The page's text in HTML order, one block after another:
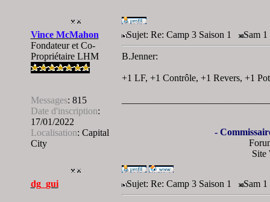
Vince McMahon
Fondateur et Co-
Propriétaire LHM
Messages: 815
Date d'inscription:
17/01/2022
Localisation: Capital
City
Sujet: Re: Camp 3 Saison 1 Sam
B.Jenner:
+1 LF, +1 Contrôle, +1 Revers, +1
-
Site
dg_gui Sujet: Re: Camp 3 Saison 1 Sam